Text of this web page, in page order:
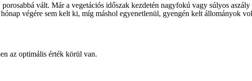
vált. Már a vegetációs időszak kezdetén nagyfokú vagy súlyos
végére sem kelt ki, míg máshol egyenetlenül, gyengén kelt állományok
az optimális érték körül van.